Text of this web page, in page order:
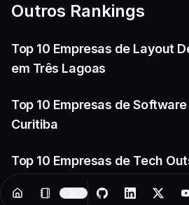
Outros Rankings
Top 10 Empresas de Layout
em Três Lagoas
Top 10 Empresas de
Curitiba
Top 10 Empresas de Tech
Resources